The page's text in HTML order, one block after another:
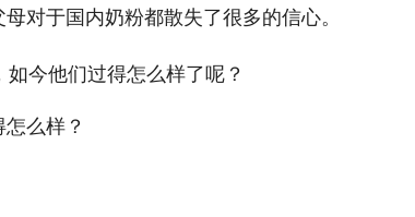
对于国内奶粉都散失了很多的信心。
今他们过得怎么样了呢？